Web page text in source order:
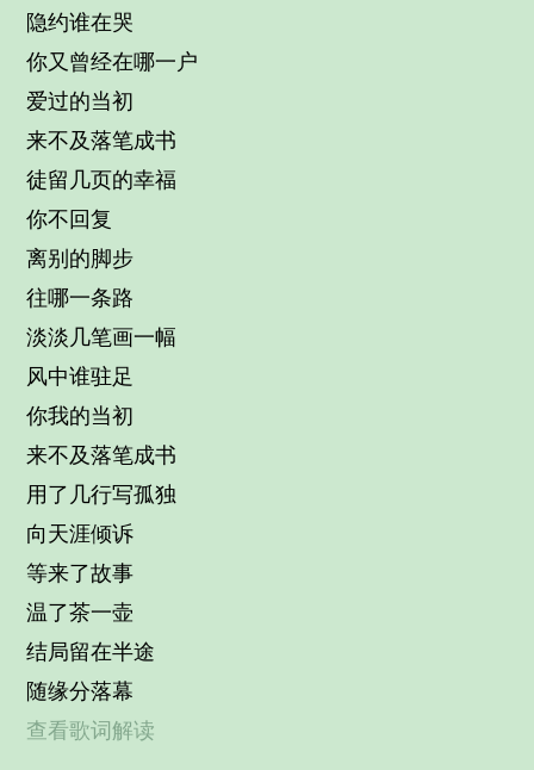
隐约谁在哭
你又曾经在哪一户
爱过的当初
来不及落笔成书
徒留几页的幸福
你不回复
离别的脚步
往哪一条路
淡淡几笔画一幅
风中谁驻足
你我的当初
来不及落笔成书
用了几行写孤独
向天涯倾诉
等来了故事
温了茶一壶
结局留在半途
随缘分落幕
查看歌词解读